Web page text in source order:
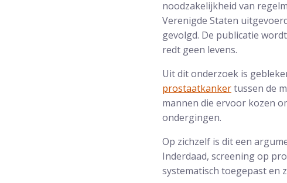
noodzakelijkheid van
Verenigde Staten
gevolgd. De publicatie
redt geen levens.
Uit dit onderzoek is
prostaatkankertussen de
mannen die ervoor kozen
ondergingen.
Op zichzelf is dit een
Inderdaad, screening op
systematisch toegepast en